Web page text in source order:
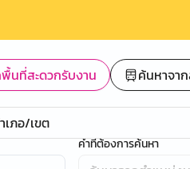
นที่สะดวกรับงาน ค้นหาจา
เภอ/เขต
คำที่ต้องการค้นหา